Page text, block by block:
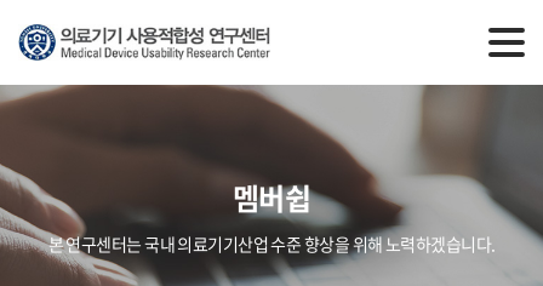
멤버쉽
본 연구센터는 국내 의료기기산업 수준 향상을 위해 노력하겠습니다.